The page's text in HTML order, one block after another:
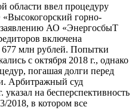
области ввел процедуру
горно-
АО «ЭнергосбыТ
включена
677 млн рублей. Попытки
с октября 2018 г., однако
погашая долги перед
Арбитражный суд
указал на бесперспективность
в котором все